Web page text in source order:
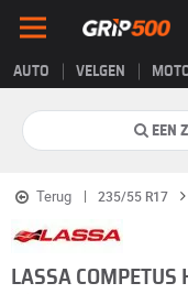
AUTO VELGEN
EEN
Terug 235/55 R17
LASSA